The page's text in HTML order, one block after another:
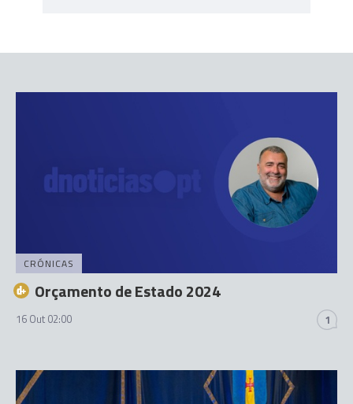
CRÓNICAS
Orçamento de Estado 2024
16 Out 02:00 1